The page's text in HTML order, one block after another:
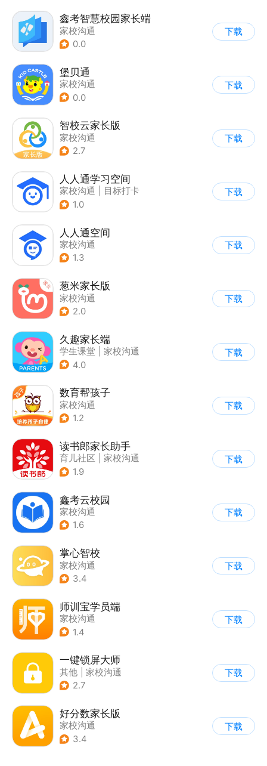
鑫考智慧校园家长端
家校沟通
0.0
下载
堡贝通
家校沟通
0.0
下载
智校云家长版
家校沟通
2.7
下载
人人通学习空间
家校沟通
目标打卡
1.0
下载
人人通空间
家校沟通
1.3
下载
葱米家长版
家校沟通
2.0
下载
久趣家长端
学生课堂
家校沟通
4.0
下载
数育帮孩子
家校沟通
1.2
下载
读书郎家长助手
育儿社区
家校沟通
1.9
下载
鑫考云校园
家校沟通
1.6
下载
掌心智校
家校沟通
3.4
下载
师训宝学员端
家校沟通
1.4
下载
一键锁屏大师
其他
家校沟通
2.7
下载
好分数家长版
家校沟通
3.4
下载